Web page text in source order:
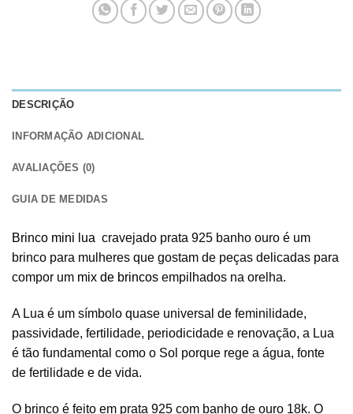
DESCRIÇÃO
INFORMAÇÃO ADICIONAL
AVALIAÇÕES (0)
GUIA DE MEDIDAS
Brinco mini lua cravejado prata 925 banho ouro é um
brinco para mulheres que gostam de peças delicadas para
compor um mix de brincos empilhados na orelha.
A Lua é um símbolo quase universal de feminilidade,
passividade, fertilidade, periodicidade e renovação, a Lua
é tão fundamental como o Sol porque rege a água, fonte
de fertilidade e de vida.
O brinco é feito em prata 925 com banho de ouro 18k. O